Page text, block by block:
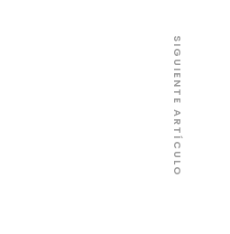
SIGUIENTE ARTÍCULO